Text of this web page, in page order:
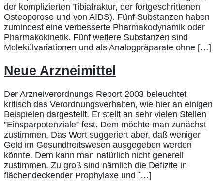
der komplizierten Tibiafraktur, der fortgeschrittenen
Osteoporose und von AIDS). Fünf Substanzen haben
zumindest eine verbesserte Pharmakodynamik oder
Pharmakokinetik. Fünf weitere Substanzen sind
Molekülvariationen und als Analogpräparate ohne […]
Neue Arzneimittel
Der Arzneiverordnungs-Report 2003 beleuchtet
kritisch das Verordnungsverhalten, wie hier an einigen
Beispielen dargestellt. Er stellt an sehr vielen Stellen
”Einsparpotenziale” fest. Dem möchte man zunächst
zustimmen. Das Wort suggeriert aber, daß weniger
Geld im Gesundheitswesen ausgegeben werden
könnte. Dem kann man natürlich nicht generell
zustimmen. Zu groß sind nämlich die Defizite in
flächendeckender Prophylaxe und […]